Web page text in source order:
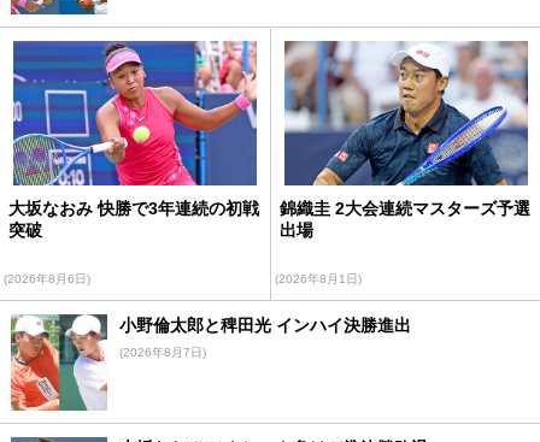
大坂なおみ 快勝で3年連続の初戦
突破
(2026年8月6日)
錦織圭 2大会連続マスターズ予選
出場
(2026年8月1日)
小野倫太郎と稗田光 インハイ決勝進出
(2026年8月7日)